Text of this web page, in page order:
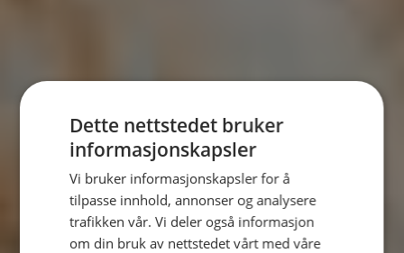
Finn noen å
dele livet med
Se hvem som er singel nær deg
Dette nettstedet bruker
informasjonskapsler
Vi bruker informasjonskapsler for å
tilpasse innhold, annonser og analysere
trafikken vår. Vi deler også informasjon
om din bruk av nettstedet vårt med våre